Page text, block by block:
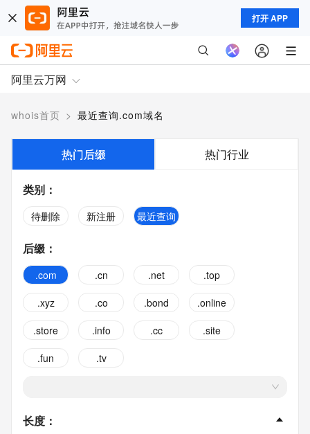
打开 APP
阿里云万网
whois首页 > 最近查询.com域名
热门后缀 热门行业
类别 ：
待删除 新注册 最近查询
后缀 ：
.com .cn .net
.top
.xyz
.co .bond
.online
.store
.info .cc
.site
.fun
.tv
长度 ：